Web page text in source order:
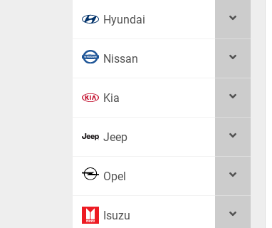
Hyundai
Nissan
Kia
Jeep
Opel
Isuzu